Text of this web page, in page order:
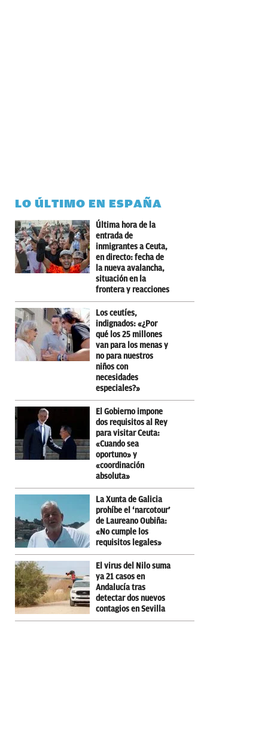
LO ÚLTIMO EN ESPAÑA
Última hora de la
entrada de
inmigrantes a Ceuta,
en directo: fecha de
la nueva avalancha,
situación en la
frontera y reacciones
Los ceutíes,
indignados: «¿Por
qué los 25 millones
van para los menas y
no para nuestros
niños con
necesidades
especiales?»
El Gobierno impone
dos requisitos al Rey
para visitar Ceuta:
«Cuando sea
oportuno» y
«coordinación
absoluta»
La Xunta de Galicia
prohíbe el ‘narcotour’
de Laureano Oubiña:
«No cumple los
requisitos legales»
El virus del Nilo suma
ya 21 casos en
Andalucía tras
detectar dos nuevos
contagios en Sevilla